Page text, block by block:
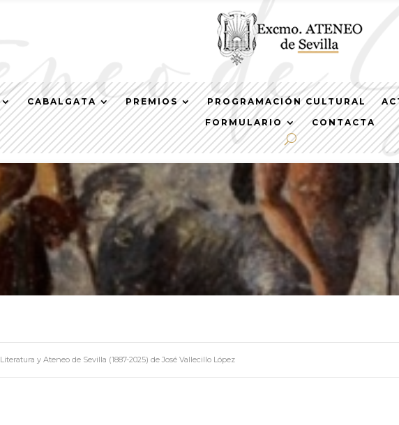
CABALGATA PREMIOS PROGRAMACIÓN CULTURAL
FORMULARIO
CONTACTA
Literatura y Ateneo de Sevilla (1887-2025) de José Vallecillo López